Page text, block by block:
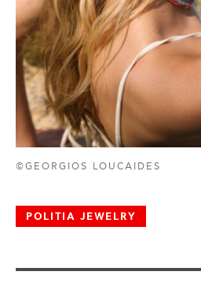
©GEORGIOS LOUCAIDES
POLITIA JEWELRY